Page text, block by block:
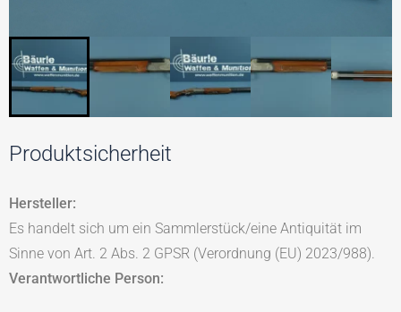
Produktsicherheit
Hersteller:
Es handelt sich um ein Sammlerstück/eine Antiquität im
Sinne von Art. 2 Abs. 2 GPSR (Verordnung (EU) 2023/988).
Verantwortliche Person: